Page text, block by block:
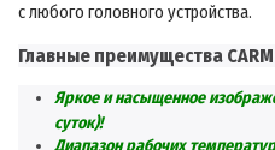
с любого головного устройства.
Главные преимущества
Яркое и насыщенное
суток)!
Диапазон рабочих